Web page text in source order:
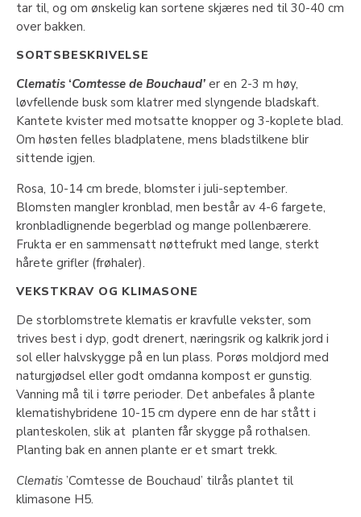
tar til, og om ønskelig kan sortene skjæres ned til 30-40 cm
over bakken.
SORTSBESKRIVELSE
Clematis ‘Comtesse de Bouchaud’ er en 2-3 m høy,
løvfellende busk som klatrer med slyngende bladskaft.
Kantete kvister med motsatte knopper og 3-koplete blad.
Om høsten felles bladplatene, mens bladstilkene blir
sittende igjen.
Rosa, 10-14 cm brede, blomster i juli-september.
Blomsten mangler kronblad, men består av 4-6 fargete,
kronbladlignende begerblad og mange pollenbærere.
Frukta er en sammensatt nøttefrukt med lange, sterkt
hårete grifler (frøhaler).
VEKSTKRAV OG KLIMASONE
De storblomstrete klematis er kravfulle vekster, som
trives best i dyp, godt drenert, næringsrik og kalkrik jord i
sol eller halvskygge på en lun plass. Porøs moldjord med
naturgjødsel eller godt omdanna kompost er gunstig.
Vanning må til i tørre perioder. Det anbefales å plante
klematishybridene 10-15 cm dypere enn de har stått i
planteskolen, slik at planten får skygge på rothalsen.
Planting bak en annen plante er et smart trekk.
Clematis ’Comtesse de Bouchaud’ tilrås plantet til
klimasone H5.